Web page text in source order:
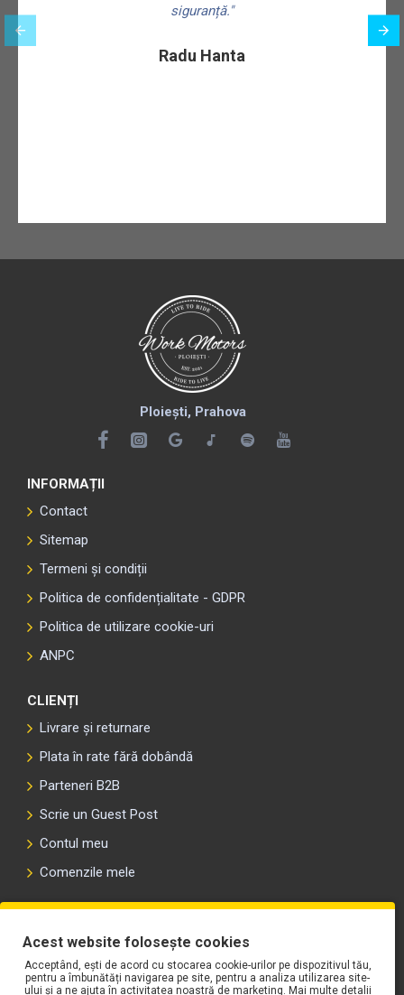
siguranță."
Radu Hanta
Ploiești, Prahova
INFORMAȚII
Contact
Sitemap
Termeni și condiții
Politica de confidențialitate - GDPR
Politica de utilizare cookie-uri
ANPC
CLIENȚI
Livrare și returnare
Plata în rate fără dobândă
Parteneri B2B
Scrie un Guest Post
Contul meu
Comenzile mele
Acest website folosește cookies
Acceptând, ești de acord cu stocarea cookie-urilor pe dispozitivul tău,
pentru a îmbunătăți navigarea pe site, pentru a analiza utilizarea site-
ului și a ne ajuta în activitatea noastră de marketing. Mai multe detalii